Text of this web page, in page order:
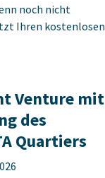
noch nicht
Ihren kostenlosen
Venture mit
des
Quartiers